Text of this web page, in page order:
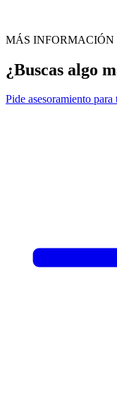
MÁS INFORMACIÓN
¿Buscas algo
Pide asesoramiento